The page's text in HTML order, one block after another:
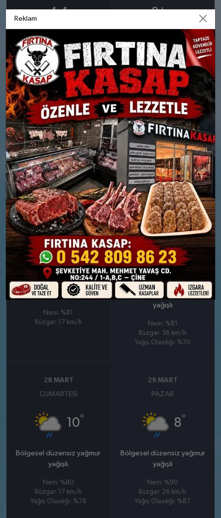
4.4 8km
24 MART
SALI
8°
Bölgesel düzensiz yağmur
yağışlı
Nem: %89
Rüzgar: 26 km/h
Yağış Olasılığı: %82
25 MART
ÇARŞAMBA
9°
Bölgesel düzensiz yağmur
yağışlı
Nem: %81
Rüzgar: 31 km/h
Yağış Olasılığı: %88
26 MART
PERŞEMBE
9°
Parçalı Bulutlu
Nem: %81
Rüzgar: 17 km/h
27 MART
CUMA
10°
Bölgesel düzensiz yağmur
yağışlı
Nem: %81
Rüzgar: 36 km/h
Yağış Olasılığı: %70
28 MART
CUMARTESI
10°
Bölgesel düzensiz yağmur
yağışlı
Nem: %80
Rüzgar: 17 km/h
Yağış Olasılığı: %78
29 MART
PAZAR
8°
Bölgesel düzensiz yağmur
yağışlı
Nem: %90
Rüzgar: 26 km/h
Yağış Olasılığı: %87
Reklam